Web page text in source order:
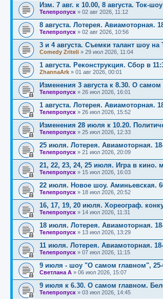
Изм. 7 авг. к 10.00, 8 августа. Ток-
Телепропуск » 02 авг 2026, 11:12
8 августа. Лотерея. Авиамоторная.
Телепропуск » 02 авг 2026, 10:56
3 и 4 августа. Съемки талант шоу на
Comedy Zriteli » 29 июл 2026, 11:04
1 августа. Реконструкция. Сбор в
ZhannaArk » 01 авг 2026, 00:01
Изменения 3 августа к 8.30. О
Телепропуск » 26 июл 2026, 16:01
1 августа. Лотерея. Авиамоторная.
Телепропуск » 26 июл 2026, 15:52
Изменения 28 июля к 10.20.
Телепропуск » 25 июл 2026, 12:33
25 июля. Лотерея. Авиамоторная.
Телепропуск » 21 июл 2026, 20:09
21, 22, 23, 24, 25 июля. Игра в кино.
Телепропуск » 15 июл 2026, 16:03
22 июля. Новое шоу. Аминьевская.
Телепропуск » 18 июл 2026, 20:52
16, 17, 19, 20 июля. Хореограф.
Телепропуск » 14 июл 2026, 11:31
18 июля. Лотерея. Авиамоторная.
Телепропуск » 13 июл 2026, 13:29
11 июля. Лотерея. Авиамоторная.
Телепропуск » 07 июл 2026, 11:15
9 июля - шоу "О самом главном", 25-
Светлана А » 06 июл 2026, 15:07
9 июля к 6.30. О самом главном.
Телепропуск » 03 июл 2026, 14:45